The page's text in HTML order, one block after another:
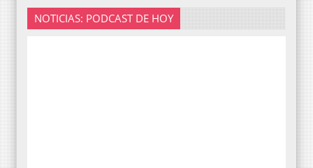
NOTICIAS: PODCAST DE HOY